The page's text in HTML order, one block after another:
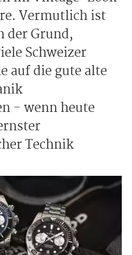
Vermutlich ist
der Grund,
Schweizer
auf die gute alte
- wenn heute
Technik